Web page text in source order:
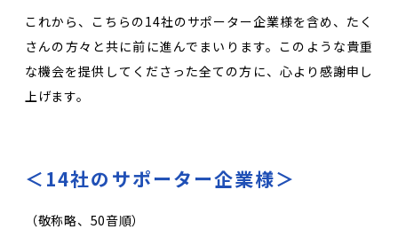
これから、こちらの14社のサポーター企業様を含め、たく
さんの方々と共に前に進んでまいります。このような貴重
な機会を提供してくださった全ての方に、心より感謝申し
上げます。
＜14社のサポーター企業様＞
（敬称略、50音順）